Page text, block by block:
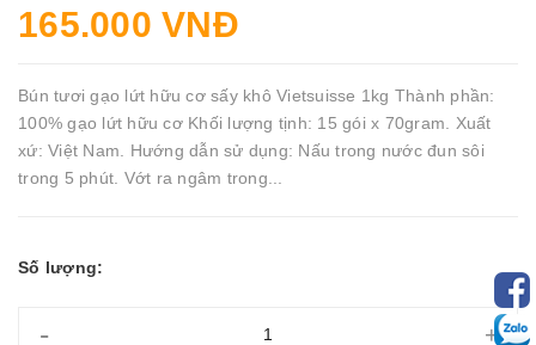
165.000 VNĐ
Bún tươi gạo lứt hữu cơ sấy khô Vietsuisse 1kg Thành phần:
100% gạo lứt hữu cơ Khối lượng tịnh: 15 gói x 70gram. Xuất
xứ: Việt Nam. Hướng dẫn sử dụng: Nấu trong nước đun sôi
trong 5 phút. Vớt ra ngâm trong...
Số lượng:
- +